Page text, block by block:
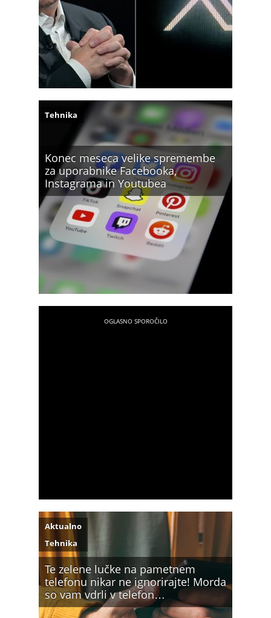
Konec meseca velike spremembe
za uporabnike Facebooka,
Instagrama in Youtubea
Tehnika
Te zelene lučke na pametnem
telefonu nikar ne ignorirajte! Morda
so vam vdrli v telefon…
Aktualno
Tehnika